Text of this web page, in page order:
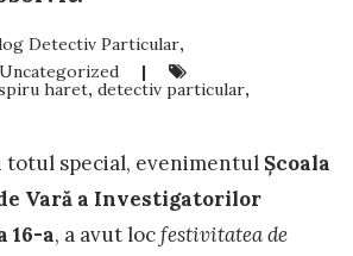
Detectiv Particular,
Uncategorized
|
haret, detectiv particular,
special, evenimentulȘcoala
Vară a Investigatorilor
16-a, a avut locfestivitatea de